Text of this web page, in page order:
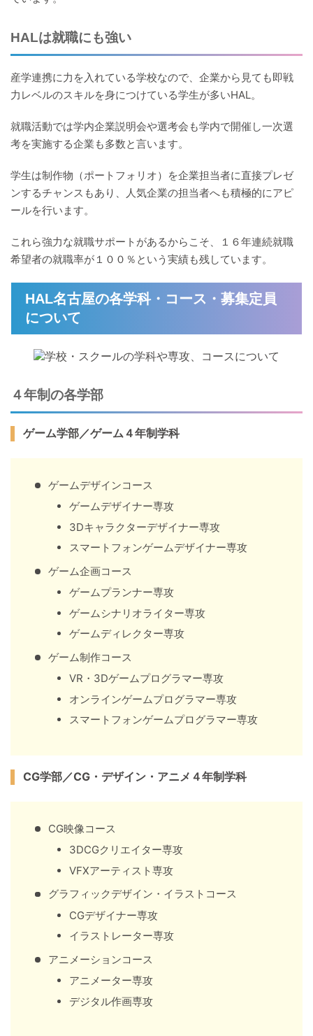
HALは就職にも強い
産学連携に力を入れている学校なので、企業から見ても即戦
力レベルのスキルを身につけている学生が多いHAL。
就職活動では学内企業説明会や選考会も学内で開催し一次選
考を実施する企業も多数と言います。
学生は制作物（ポートフォリオ）を企業担当者に直接プレゼ
ンするチャンスもあり、人気企業の担当者へも積極的にアピ
ールを行います。
これら強力な就職サポートがあるからこそ、１６年連続就職
希望者の就職率が１００％という実績も残しています。
HAL名古屋の各学科・コース・募集定員
について
４年制の各学部
ゲーム学部／ゲーム４年制学科
ゲームデザインコース
ゲームデザイナー専攻
3Dキャラクターデザイナー専攻
スマートフォンゲームデザイナー専攻
ゲーム企画コース
ゲームプランナー専攻
ゲームシナリオライター専攻
ゲームディレクター専攻
ゲーム制作コース
VR・3Dゲームプログラマー専攻
オンラインゲームプログラマー専攻
スマートフォンゲームプログラマー専攻
CG学部／CG・デザイン・アニメ４年制学科
CG映像コース
3DCGクリエイター専攻
VFXアーティスト専攻
グラフィックデザイン・イラストコース
CGデザイナー専攻
イラストレーター専攻
アニメーションコース
アニメーター専攻
デジタル作画専攻